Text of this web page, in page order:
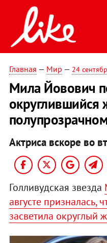
Главная — Мир — 24
Мила Йовович
округлившийся
Актриса вскоре во
Голливудская звезда
августе призналась,
засветила округлый